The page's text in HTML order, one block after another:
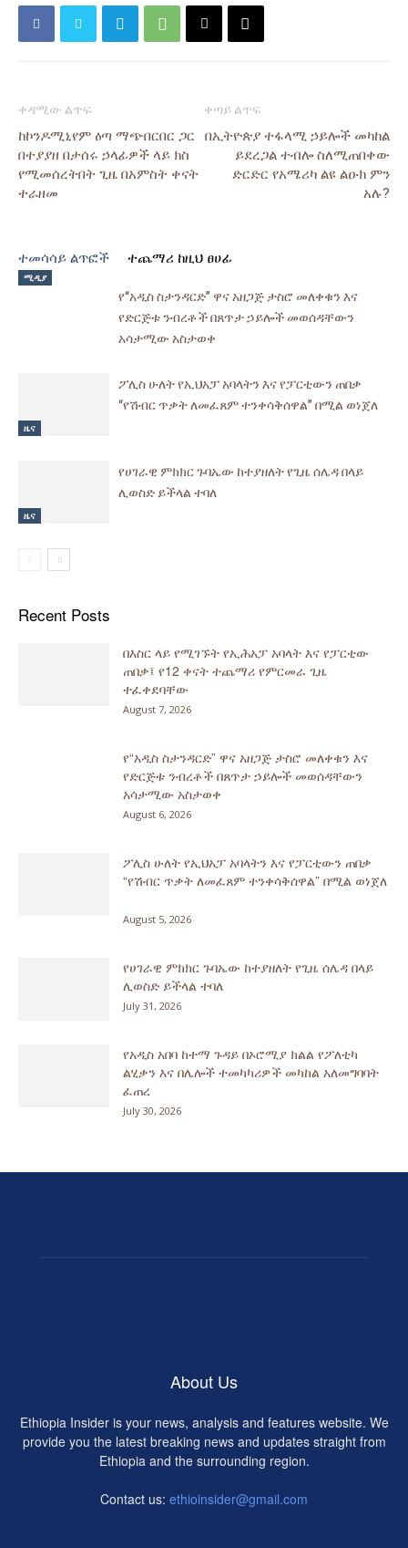
ቀዳሚው ልጥፍ
ከኮንዶሚኒየም ዕጣ ማጭበርበር ጋር
በተያያዘ በታሰሩ ኃላፊዎች ላይ ክስ
የሚመሰረትበት ጊዜ በአምስት ቀናት
ተራዘመ
ቀጣይ ልጥፍ
በኢትዮጵያ ተፋላሚ ኃይሎች መካከል
ይደረጋል ተብሎ ስለሚጠበቀው
ድርድር የአሜሪካ ልዩ ልዑክ ምን
አሉ?
ተመሳሳይ ልጥፎች ተጨማሪ ከዚህ ፀሀፊ
ሚዲያ
የ“አዲስ ስታንዳርድ” ዋና አዘጋጅ ታስሮ መለቀቁን እና
የድርጅቱ ንብረቶች በጸጥታ ኃይሎች መወሰዳቸውን
አሳታሚው አስታወቀ
ዜና
ፖሊስ ሁለት የኢህአፓ አባላትን እና የፓርቲውን ጠበቃ
“የሽብር ጥቃት ለመፈጸም ተንቀሳቅሰዋል” በሚል ወነጀለ
ዜና
የሀገራዊ ምክክር ጉባኤው ከተያዘለት የጊዜ ሰሌዳ በላይ
ሊወስድ ይችላል ተባለ
Recent Posts
በእስር ላይ የሚገኙት የኢሕአፓ አባላት እና የፓርቲው
ጠበቃ፤ የ12 ቀናት ተጨማሪ የምርመራ ጊዜ
ተፈቀደባቸው
August 7, 2026
የ“አዲስ ስታንዳርድ” ዋና አዘጋጅ ታስሮ መለቀቁን እና
የድርጅቱ ንብረቶች በጸጥታ ኃይሎች መወሰዳቸውን
አሳታሚው አስታወቀ
August 6, 2026
ፖሊስ ሁለት የኢህአፓ አባላትን እና የፓርቲውን ጠበቃ
“የሽብር ጥቃት ለመፈጸም ተንቀሳቅሰዋል” በሚል ወነጀለ
August 5, 2026
የሀገራዊ ምክክር ጉባኤው ከተያዘለት የጊዜ ሰሌዳ በላይ
ሊወስድ ይችላል ተባለ
July 31, 2026
የአዲስ አበባ ከተማ ጉዳይ በኦሮሚያ ክልል የፖለቲካ
ልሂቃን እና በሌሎች ተመካካሪዎች መካከል አለመግባባት
ፈጠረ
July 30, 2026
About Us
Ethiopia Insider is your news, analysis and features website. We
provide you the latest breaking news and updates straight from
Ethiopia and the surrounding region.
Contact us: ethioinsider@gmail.com